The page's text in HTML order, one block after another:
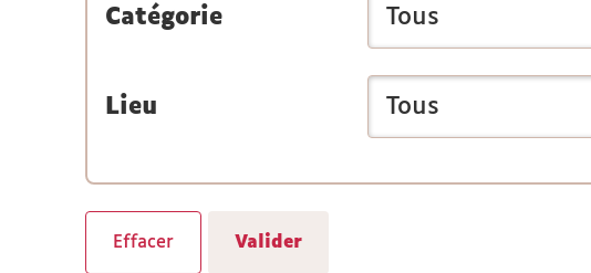
Catégorie
Lieu